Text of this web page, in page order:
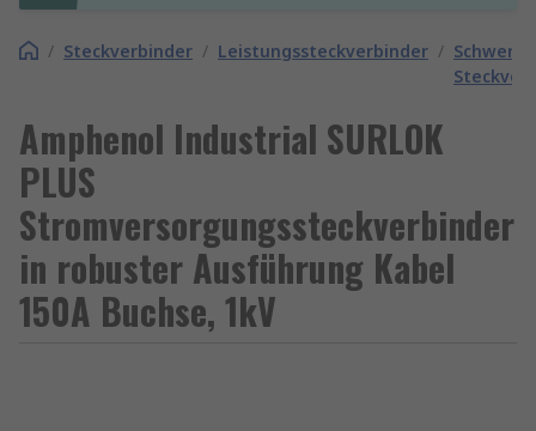
/ Steckverbinder / Leistungssteckverbinder / Schwere
Amphenol Industrial SURLOK
PLUS
Stromversorgungssteckverbinder
in robuster Ausführung Kabel
150A Buchse, 1kV